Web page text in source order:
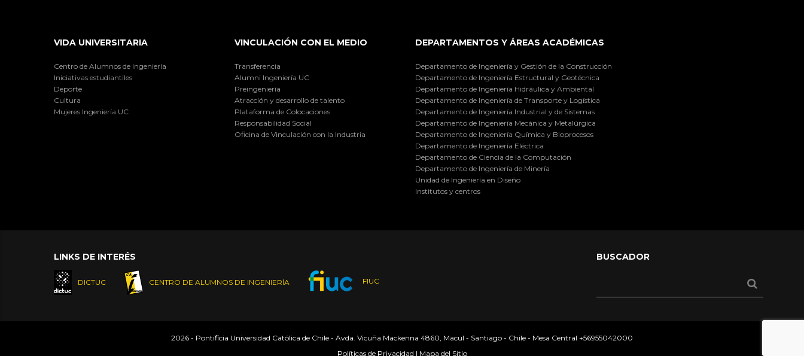
VIDA UNIVERSITARIA
Centro de Alumnos de Ingeniería
Iniciativas estudiantiles
Deporte
Cultura
Mujeres Ingeniería UC
VINCULACIÓN CON EL MEDIO
Transferencia
Alumni Ingeniería UC
Preingeniería
Atracción y desarrollo de talento
Plataforma de Colocaciones
Responsabilidad Social
Oficina de Vinculación con la Industria
DEPARTAMENTOS Y ÁREAS ACADÉMICAS
Departamento de Ingeniería y Gestión de la Construcción
Departamento de Ingeniería Estructural y Geotécnica
Departamento de Ingeniería Hidráulica y Ambiental
Departamento de Ingeniería de Transporte y Logística
Departamento de Ingeniería Industrial y de Sistemas
Departamento de Ingeniería Mecánica y Metalúrgica
Departamento de Ingeniería Química y Bioprocesos
Departamento de Ingeniería Eléctrica
Departamento de Ciencia de la Computación
Departamento de Ingeniería de Minería
Unidad de Ingeniería en Diseño
Institutos y centros
LINKS DE INTERÉS
DICTUC CENTRO DE ALUMNOS DE INGENIERÍA FIUC
BUSCADOR
2026 - Pontificia Universidad Católica de Chile - Avda. Vicuña Mackenna 4860, Macul - Santiago - Chile - Mesa Central +56955042000
Políticas de Privacidad | Mapa del Sitio